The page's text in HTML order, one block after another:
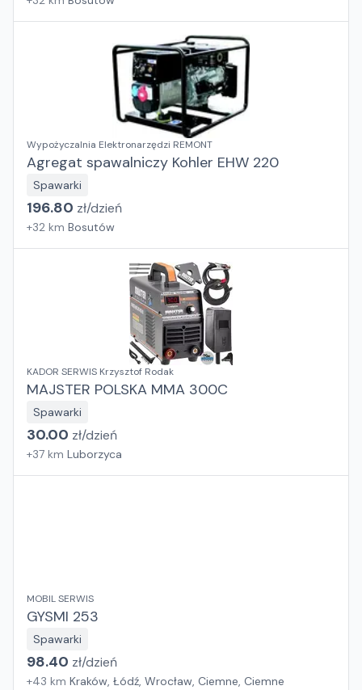
Wypożyczalnia Elektronarzędzi REMONT
Agregat spawalniczy Kohler EHW 220
Spawarki
196.80 zł/dzień
+32 km Bosutów
KADOR SERWIS Krzysztof Rodak
MAJSTER POLSKA MMA 300C
Spawarki
30.00 zł/dzień
+37 km Luborzyca
MOBIL SERWIS
GYSMI 253
Spawarki
98.40 zł/dzień
+43 km Kraków, Łódź, Wrocław, Ciemne, Ciemne